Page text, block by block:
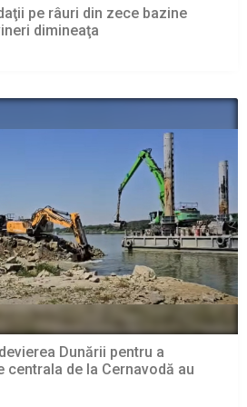
pe râuri din zece bazine
dimineaţa
Dunării pentru a
centrala de la Cernavodă au